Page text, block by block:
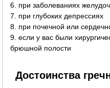
6. при заболеваниях
7. при глубоких депрессиях
8. при почечной или
9. если у вас были
брюшной полости
Достоинства